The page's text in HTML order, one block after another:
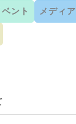
ベント メディア